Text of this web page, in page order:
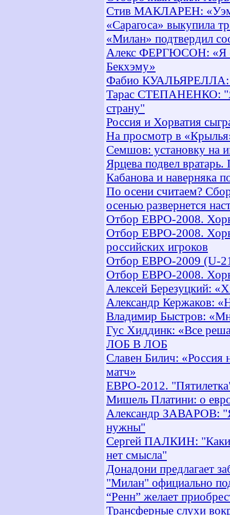
Стив МАКЛАРЕН:
«Сарагоса» выкупила
«Милан» подтвердил
Алекс ФЕРГЮСОН: «Я
Бекхэму»
Фабио КУАЛЬЯРЕЛЛА:
Тарас СТЕПАНЕНКО: "Я
страну"
Россия и Хорватия
На просмотр в
Семшов: установку на
Ярцева подвел
Кабанова и наверняка
По осени считаем?
осенью развернется
Отбор ЕВРО-2008.
Отбор ЕВРО-2008.
российских игроков
Отбор ЕВРО-2009 (U-
Отбор ЕВРО-2008.
Алексей Березуцкий:
Александр Кержаков:
Владимир Быстров:
Гус Хиддинк: «Все
ЛОБ В ЛОБ
Славен Билич: «Россия
матч»
ЕВРО-2012.
Мишель Платини: о
Александр ЗАВАРОВ: "Я
нужны"
Сергей ПАЛКИН:
нет смысла"
Донадони предлагает
"Милан" официально
“Ренн” желает
Трансферные слухи